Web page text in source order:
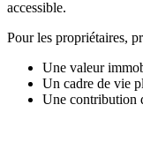
accessible.
Pour les propriétaires,
Une valeur
Un cadre de vie
Une contribution